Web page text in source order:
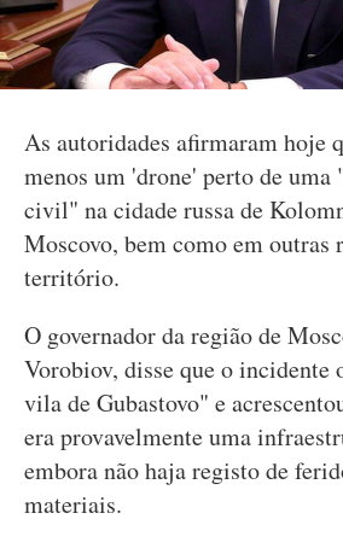
As autoridades afirmaram hoje
menos um 'drone' perto de
civil" na cidade russa de
Moscovo, bem como em outras
território.
O governador da região de
Vorobiov, disse que o incidente
vila de Gubastovo" e
era provavelmente uma
embora não haja registo de
materiais.